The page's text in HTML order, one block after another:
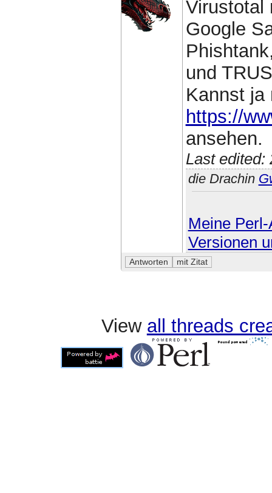
Virustotal
Google
und
Kannst ja
https://
ansehen.
Last edited:
die Drachin
Meine
Versionen
View all threads